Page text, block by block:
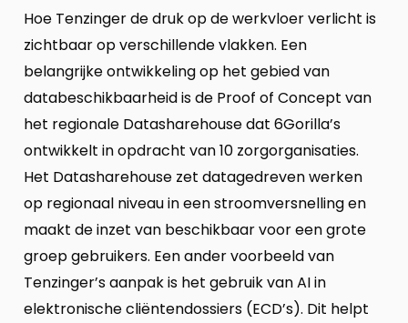
Hoe Tenzinger de druk op de werkvloer verlicht is
zichtbaar op verschillende vlakken. Een
belangrijke ontwikkeling op het gebied van
databeschikbaarheid is de Proof of Concept van
het regionale Datasharehouse dat 6Gorilla’s
ontwikkelt in opdracht van 10 zorgorganisaties.
Het Datasharehouse zet datagedreven werken
op regionaal niveau in een stroomversnelling en
maakt de inzet van beschikbaar voor een grote
groep gebruikers. Een ander voorbeeld van
Tenzinger’s aanpak is het gebruik van AI in
elektronische cliëntendossiers (ECD’s). Dit helpt